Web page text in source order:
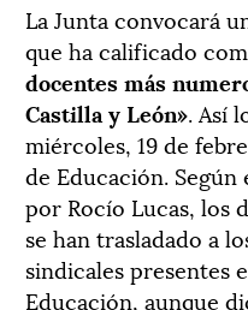
La Junta convocará
que ha calificado
docentes más
Castilla y León». Así
miércoles, 19 de
de Educación.
por Rocío Lucas, los
se han trasladado a
sindicales presentes
Educación, aunque